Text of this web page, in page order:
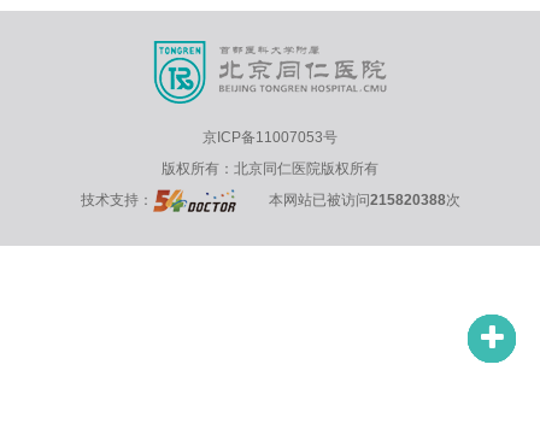
京ICP备11007053号
版权所有：北京同仁医院版权所有
技术支持：
本网站已被访问215820388次